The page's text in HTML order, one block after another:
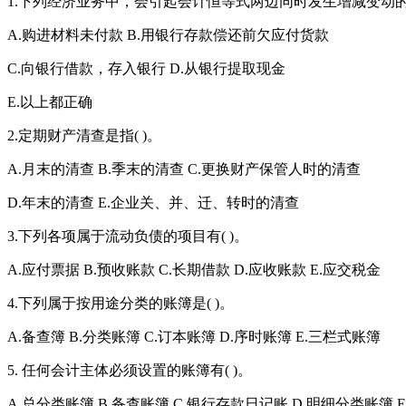
A.购进材料未付款 B.用银行存款偿还前欠应付货款
C.向银行借款，存入银行 D.从银行提取现金
E.以上都正确
2.定期财产清查是指( )。
A.月末的清查 B.季末的清查 C.更换财产保管人时的清查
D.年末的清查 E.企业关、并、迁、转时的清查
3.下列各项属于流动负债的项目有( )。
A.应付票据 B.预收账款 C.长期借款 D.应收账款 E.应交税金
4.下列属于按用途分类的账簿是( )。
A.备查簿 B.分类账簿 C.订本账簿 D.序时账簿 E.三栏式账簿
5. 任何会计主体必须设置的账簿有( )。